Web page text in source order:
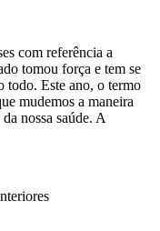
com referência a
tomou força e tem se
todo. Este ano, o termo
mudemos a maneira
nossa saúde. A